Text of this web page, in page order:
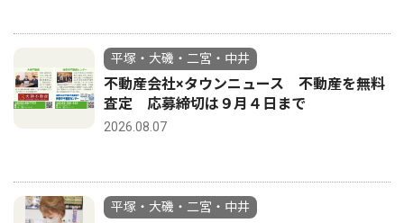
平塚・大磯・二宮・中井
不動産会社×タウンニュース 不動産を無料
査定 応募締切は９月４日まで
2026.08.07
平塚・大磯・二宮・中井